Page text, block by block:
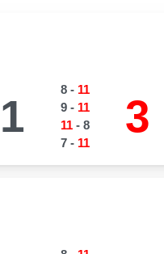
1
8- 11
9- 11
11- 8
7- 11
3